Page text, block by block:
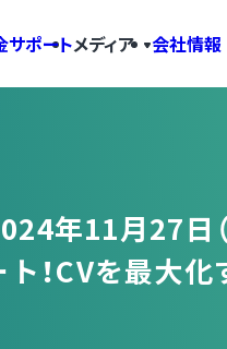
サポートメディア 会社情報
年11月27日
！CVを最大